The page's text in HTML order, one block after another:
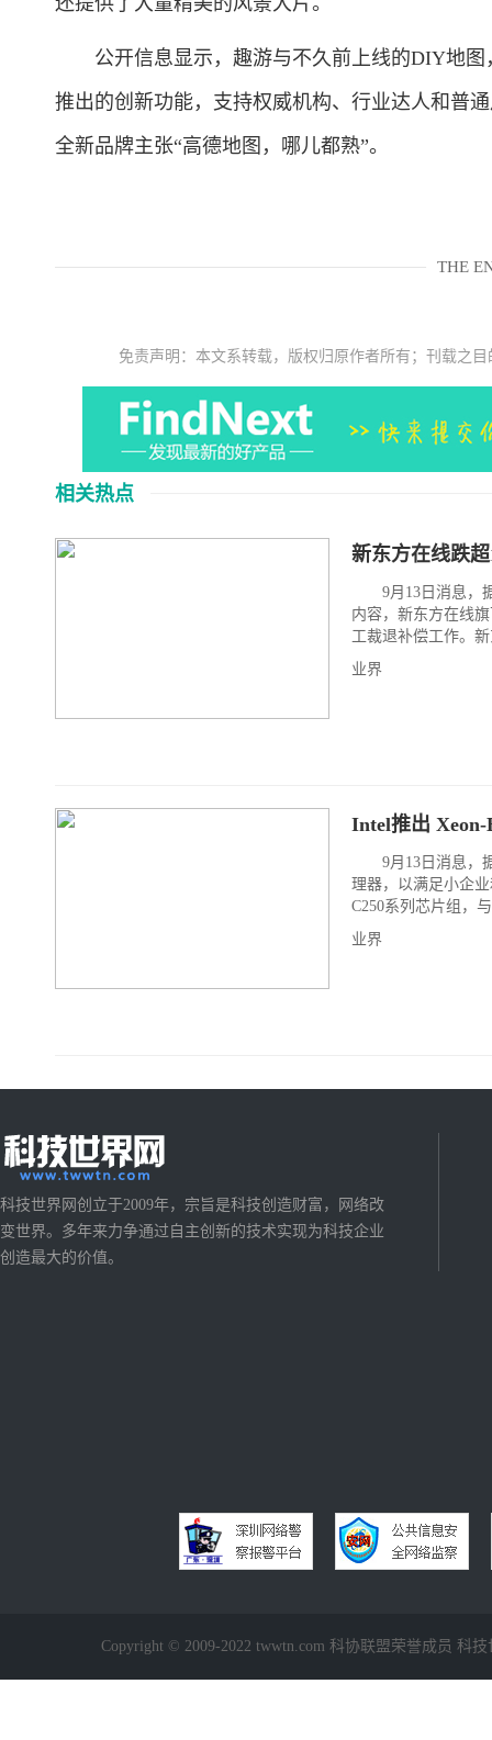
公开信息显示，趣游与不久前上线的DIY地图
推出的创新功能，支持权威机构、行业达人和普
全新品牌主张“高德地图，哪儿都熟”。
THE
免责声明：本文系转载，版权归原作者所有；刊载之
相关热点
新东方在线跌
9月13日消息，据
内容，新东方在线
工裁退补偿工作。
业界
Intel推出
9月13日消息，据
理器，以满足小企
C250系列芯片组，
业界
科技世界网创立于2009年，宗旨是科技创造财富，网络改
变世界。多年来力争通过自主创新的技术实现为科技企业
创造最大的价值。
Copyright © 2009-2022 twwtn.com 科协联盟荣誉成员 科